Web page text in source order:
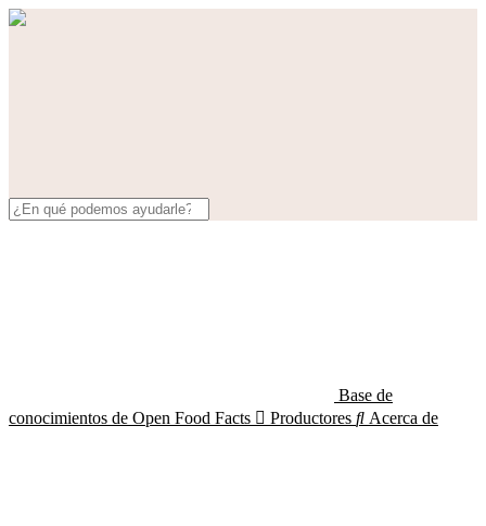
Base de
conocimientos de Open Food Facts  Productores  Acerca de